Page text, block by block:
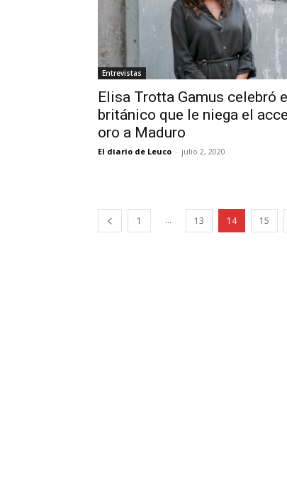
Entrevistas
Elisa Trotta Gamus celebró
británico que le niega el
oro a Maduro
El diario de Leuco - julio 2, 2020
1 ... 13 14 15